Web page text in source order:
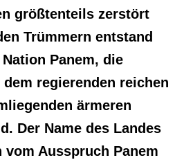
größtenteils zerstört
Trümmern entstand
Panem, die
regierenden reichen
ärmeren
Der Name des Landes
Ausspruch Panem